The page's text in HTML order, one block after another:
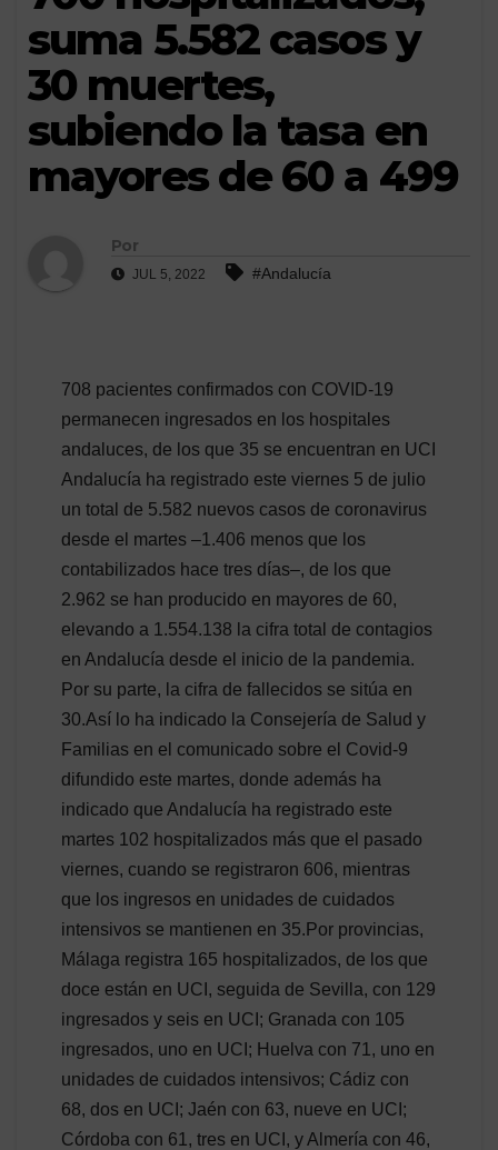
suma 5.582 casos y
30 muertes,
subiendo la tasa en
mayores de 60 a 499
Por
JUL 5, 2022 #Andalucía
708 pacientes confirmados con COVID-19
permanecen ingresados en los hospitales
andaluces, de los que 35 se encuentran en UCI
Andalucía ha registrado este viernes 5 de julio
un total de 5.582 nuevos casos de coronavirus
desde el martes –1.406 menos que los
contabilizados hace tres días–, de los que
2.962 se han producido en mayores de 60,
elevando a 1.554.138 la cifra total de contagios
en Andalucía desde el inicio de la pandemia.
Por su parte, la cifra de fallecidos se sitúa en
30.Así lo ha indicado la Consejería de Salud y
Familias en el comunicado sobre el Covid-9
difundido este martes, donde además ha
indicado que Andalucía ha registrado este
martes 102 hospitalizados más que el pasado
viernes, cuando se registraron 606, mientras
que los ingresos en unidades de cuidados
intensivos se mantienen en 35.Por provincias,
Málaga registra 165 hospitalizados, de los que
doce están en UCI, seguida de Sevilla, con 129
ingresados y seis en UCI; Granada con 105
ingresados, uno en UCI; Huelva con 71, uno en
unidades de cuidados intensivos; Cádiz con
68, dos en UCI; Jaén con 63, nueve en UCI;
Córdoba con 61, tres en UCI, y Almería con 46,